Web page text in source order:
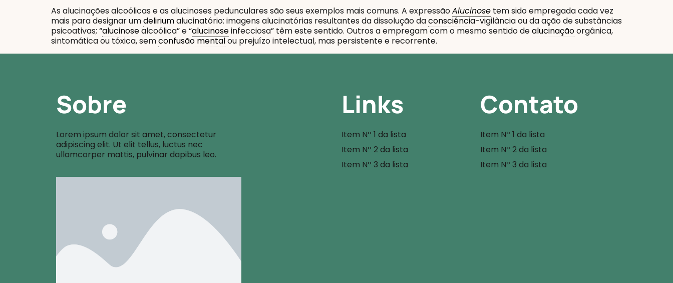
As alucinações alcoólicas e as alucinoses pedunculares são seus exemplos mais comuns. A expressãoAlucinose tem sido empregada cada vez
mais para designar umdeliriumalucinatório: imagens alucinatórias resultantes da dissolução daconsciência-vigilância ou da ação de substâncias
psicoativas; “alucinosealcoólica” e “alucinoseinfecciosa” têm este sentido. Outros a empregam com o mesmo sentido dealucinaçãoorgânica,
sintomática ou tóxica, semconfusão mentalou prejuízo intelectual, mas persistente e recorrente.
Sobre
Lorem ipsum dolor sit amet, consectetur
adipiscing elit. Ut elit tellus, luctus nec
ullamcorper mattis, pulvinar dapibus leo.
Links
Item Nº 1 da lista
Item Nº 2 da lista
Item Nº 3 da lista
Contato
Item Nº 1 da lista
Item Nº 2 da lista
Item Nº 3 da lista